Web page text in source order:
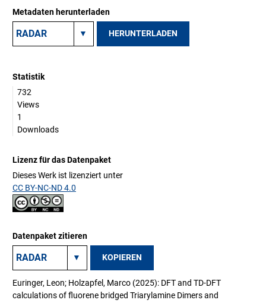
Metadaten herunterladen
HERUNTERLADEN
Statistik
732
Views
1
Downloads
Lizenz für das Datenpaket
Dieses Werk ist lizenziert unter
CC BY-NC-ND 4.0
Datenpaket zitieren
KOPIEREN
Euringer, Leon; Holzapfel, Marco (2025): DFT and TD-DFT
calculations of fluorene bridged Triarylamine Dimers and